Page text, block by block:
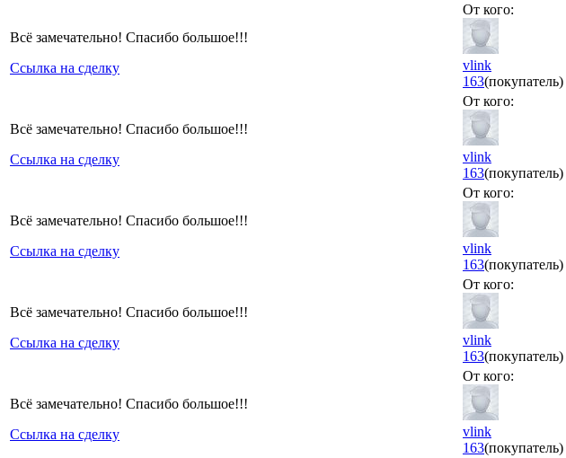
Всё замечательно! Спасибо большое!!!
Ссылка на сделку
От кого:
vlink
163(покупатель)
Всё замечательно! Спасибо большое!!!
Ссылка на сделку
От кого:
vlink
163(покупатель)
Всё замечательно! Спасибо большое!!!
Ссылка на сделку
От кого:
vlink
163(покупатель)
Всё замечательно! Спасибо большое!!!
Ссылка на сделку
От кого:
vlink
163(покупатель)
Всё замечательно! Спасибо большое!!!
Ссылка на сделку
От кого:
vlink
163(покупатель)